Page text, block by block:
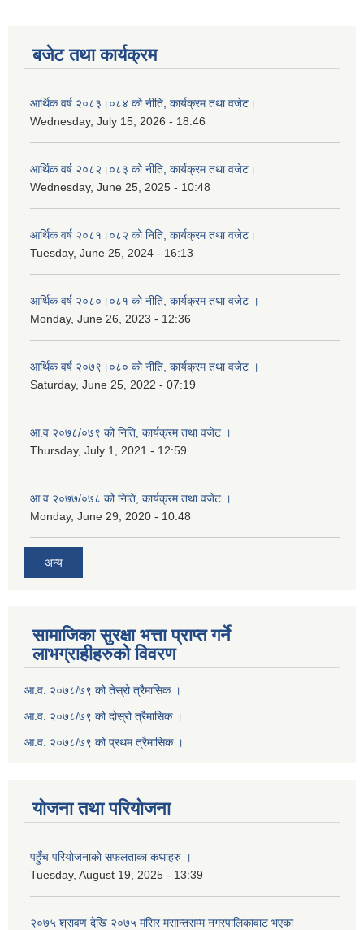
बजेट तथा कार्यक्रम
आर्थिक वर्ष २०८३।०८४ को नीति, कार्यक्रम तथा वजेट।
Wednesday, July 15, 2026 - 18:46
आर्थिक वर्ष २०८२।०८३ को नीति, कार्यक्रम तथा वजेट।
Wednesday, June 25, 2025 - 10:48
आर्थिक वर्ष २०८१।०८२ को निति, कार्यक्रम तथा वजेट।
Tuesday, June 25, 2024 - 16:13
आर्थिक वर्ष २०८०।०८१ को नीति, कार्यक्रम तथा वजेट ।
Monday, June 26, 2023 - 12:36
आर्थिक वर्ष २०७९।०८० को नीति, कार्यक्रम तथा वजेट ।
Saturday, June 25, 2022 - 07:19
आ.व २०७८/०७९ को निति, कार्यक्रम तथा वजेट ।
Thursday, July 1, 2021 - 12:59
आ.व २०७७/०७८ को निति, कार्यक्रम तथा वजेट ।
Monday, June 29, 2020 - 10:48
अन्य
सामाजिका सुरक्षा भत्ता प्राप्त गर्ने
लाभग्राहीहरुको विवरण
आ.व. २०७८/७९ को तेस्रो त्रैमासिक ।
आ.व. २०७८/७९ को दोस्रो त्रैमासिक ।
आ.व. २०७८/७९ को प्रथम त्रैमासिक ।
योजना तथा परियोजना
पहुँच परियोजनाको सफलताका कथाहरु ।
Tuesday, August 19, 2025 - 13:39
२०७५ श्रावण देखि २०७५ मंसिर मसान्तसम्म नगरपालिकावाट भएका